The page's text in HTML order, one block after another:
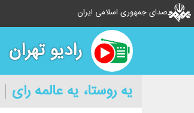
صدای جمهوری اسلامی ایران
رادیو تهران
یه روستا، یه عالمه رأی